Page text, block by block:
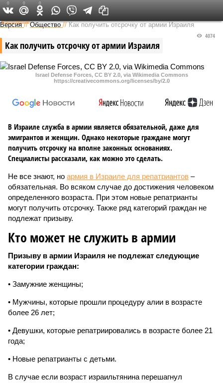
Федеральный выпуск
Версия //Общество //Как получить отсрочку от армии Израиля
Как получить отсрочку от армии Израиля
4074
Israel Defense Forces, CC BY 2.0, via Wikimedia Commons
https://creativecommons.org/licenses/by/2.0
В Израиле служба в армии является обязательной, даже для
эмигрантов и женщин. Однако некоторые граждане могут
получить отсрочку на вполне законных основаниях.
Специалисты рассказали, как можно это сделать.
Не все знают, но армия в Израиле для репатриантов –
обязательная. Во всяком случае до достижения человеком
определенного возраста. При этом новые репатрианты
могут получить отсрочку. Также ряд категорий граждан не
подлежат призыву.
Кто может не служить в армии
Призыву в армии Израиля не подлежат следующие
категории граждан:
• Замужние женщины;
• Мужчины, которые прошли процедуру алии в возрасте
более 26 лет;
• Девушки, которые репатриировались в возрасте более 21
года;
• Новые репатрианты с детьми.
В случае если возраст израильтянина перешагнул
0 0 0